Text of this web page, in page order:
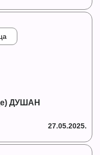
ДУШАН
27.05.2025.